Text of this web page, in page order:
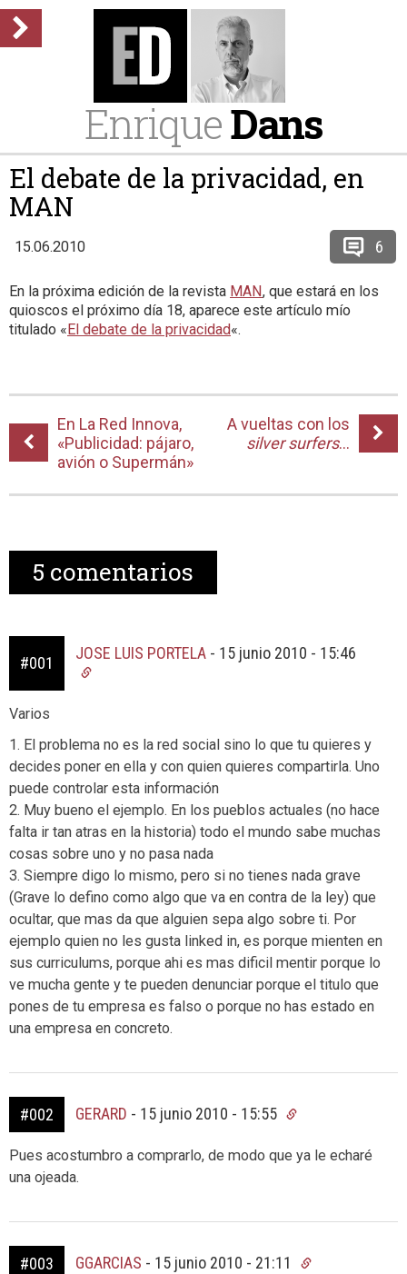
EnriqueDans
El debate de la privacidad, en
MAN
15.06.2010 6
En la próxima edición de la revista MAN, que estará en los
quioscos el próximo día 18, aparece este artículo mío
titulado «El debate de la privacidad«.
En La Red Innova,
«Publicidad: pájaro,
avión o Supermán»
A vueltas con los
silver surfers…
5 comentarios
#001
JOSE LUIS PORTELA - 15 junio 2010 - 15:46
Varios
1. El problema no es la red social sino lo que tu quieres y
decides poner en ella y con quien quieres compartirla. Uno
puede controlar esta información
2. Muy bueno el ejemplo. En los pueblos actuales (no hace
falta ir tan atras en la historia) todo el mundo sabe muchas
cosas sobre uno y no pasa nada
3. Siempre digo lo mismo, pero si no tienes nada grave
(Grave lo defino como algo que va en contra de la ley) que
ocultar, que mas da que alguien sepa algo sobre ti. Por
ejemplo quien no les gusta linked in, es porque mienten en
sus curriculums, porque ahi es mas dificil mentir porque lo
ve mucha gente y te pueden denunciar porque el titulo que
pones de tu empresa es falso o porque no has estado en
una empresa en concreto.
#002 GERARD - 15 junio 2010 - 15:55
Pues acostumbro a comprarlo, de modo que ya le echaré
una ojeada.
#003 GGARCIAS - 15 junio 2010 - 21:11